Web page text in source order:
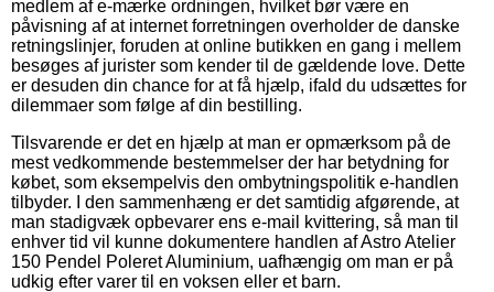
medlem af e-mærke ordningen, hvilket bør være en
påvisning af at internet forretningen overholder de danske
retningslinjer, foruden at online butikken en gang i mellem
besøges af jurister som kender til de gældende love. Dette
er desuden din chance for at få hjælp, ifald du udsættes for
dilemmaer som følge af din bestilling.
Tilsvarende er det en hjælp at man er opmærksom på de
mest vedkommende bestemmelser der har betydning for
købet, som eksempelvis den ombytningspolitik e-handlen
tilbyder. I den sammenhæng er det samtidig afgørende, at
man stadigvæk opbevarer ens e-mail kvittering, så man til
enhver tid vil kunne dokumentere handlen af Astro Atelier
150 Pendel Poleret Aluminium, uafhængig om man er på
udkig efter varer til en voksen eller et barn.